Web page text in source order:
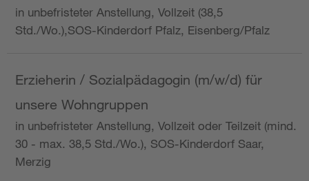
in unbefristeter Anstellung, Vollzeit (38,5
Std./Wo.),SOS-Kinderdorf Pfalz, Eisenberg/Pfalz
Erzieherin / Sozialpädagogin (m/w/d) für
unsere Wohngruppen
in unbefristeter Anstellung, Vollzeit oder Teilzeit (mind.
30 - max. 38,5 Std./Wo.), SOS-Kinderdorf Saar,
Merzig